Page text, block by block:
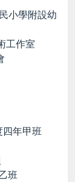
小學附設幼
工作室
年甲班
班